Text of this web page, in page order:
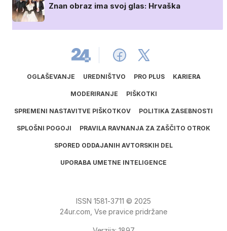
Znan obraz ima svoj glas: Hrvaška
OGLAŠEVANJE UREDNIŠTVO PRO PLUS KARIERA
MODERIRANJE PIŠKOTKI
SPREMENI NASTAVITVE PIŠKOTKOV POLITIKA ZASEBNOSTI
SPLOŠNI POGOJI PRAVILA RAVNANJA ZA ZAŠČITO OTROK
SPORED ODDAJANIH AVTORSKIH DEL
UPORABA UMETNE INTELIGENCE
ISSN 1581‑3711 © 2025
24ur.com, Vse pravice pridržane